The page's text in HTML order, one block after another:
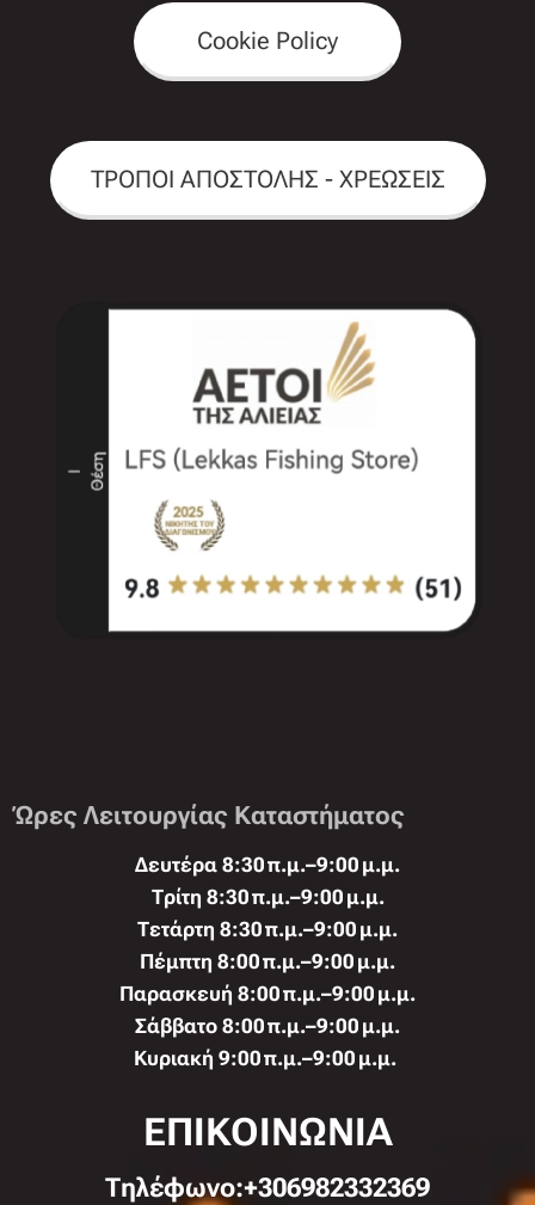
Cookie Policy
ΤΡΟΠΟΙ ΑΠΟΣΤΟΛΗΣ - ΧΡΕΩΣΕΙΣ
Ώρες Λειτουργίας Καταστήματος
Δευτέρα 8:30 π.μ.–9:00 μ.μ.
Τρίτη 8:30 π.μ.–9:00 μ.μ.
Τετάρτη 8:30 π.μ.–9:00 μ.μ.
Πέμπτη 8:00 π.μ.–9:00 μ.μ.
Παρασκευή 8:00 π.μ.–9:00 μ.μ.
Σάββατο 8:00 π.μ.–9:00 μ.μ.
Κυριακή 9:00 π.μ.–9:00 μ.μ.
ΕΠΙΚΟΙΝΩΝΙΑ
Τηλέφωνo:+306982332369